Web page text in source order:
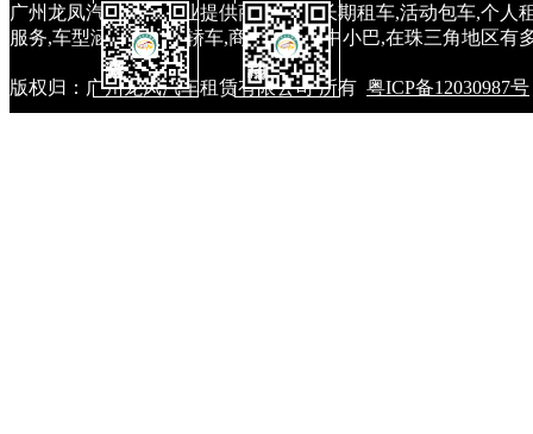
广州龙凤汽车租赁专业提供商务租车,长期租车,活动包车,个
服务,车型涵盖中高端轿车,商务车和大中小巴,在珠三角地区有
版权归：广州龙凤汽车租赁有限公司 所有 粤ICP备12030987号